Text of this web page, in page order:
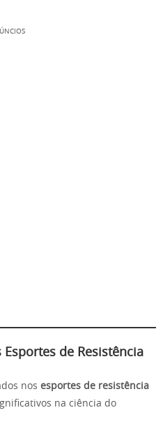
de Resistência
nos esportes de resistência
na ciência do